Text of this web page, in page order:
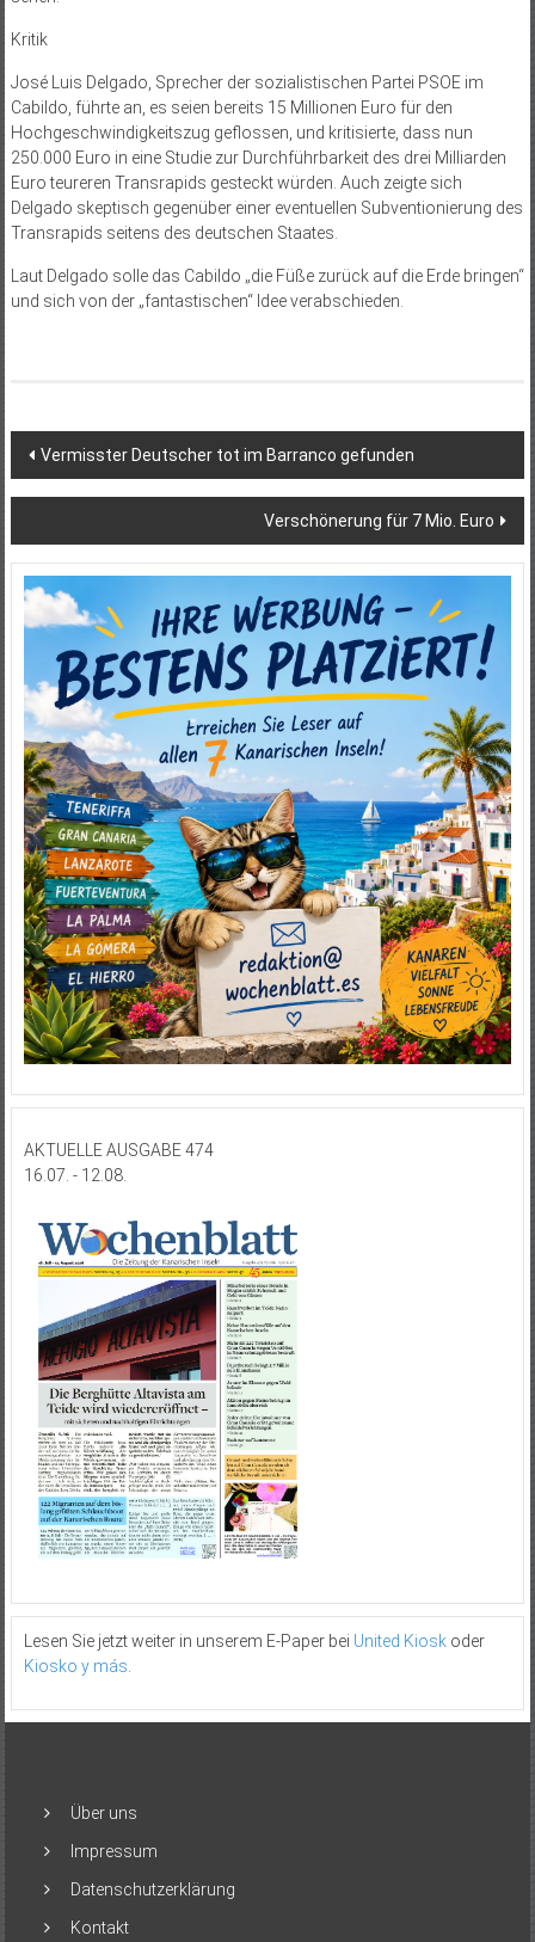
Kritik
José Luis Delgado, Sprecher der sozialistischen Partei PSOE im
Cabildo, führte an, es seien bereits 15 Millionen Euro für den
Hochgeschwindigkeitszug geflossen, und kritisierte, dass nun
250.000 Euro in eine Studie zur Durchführbarkeit des drei Milliarden
Euro teureren Transrapids gesteckt würden. Auch zeigte sich
Delgado skeptisch gegenüber einer eventuellen Subventionierung des
Transrapids seitens des deutschen Staates.
Laut Delgado solle das Cabildo „die Füße zurück auf die Erde bringen“
und sich von der „fantastischen“ Idee verabschieden.
Beitragsnavigation
Vermisster Deutscher tot im Barranco gefunden
Verschönerung für 7 Mio. Euro
AKTUELLE AUSGABE 474
16.07. - 12.08.
Lesen Sie jetzt weiter in unserem E-Paper bei United Kioskoder
Kiosko y más.
Über uns
Impressum
Datenschutzerklärung
Kontakt